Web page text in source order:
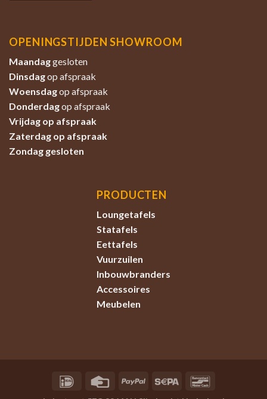
OPENINGSTIJDEN SHOWROOM
Maandaggesloten
Dinsdagop afspraak
Woensdagop afspraak
Donderdagop afspraak
Vrijdag op afspraak
Zaterdag op afspraak
Zondag gesloten
PRODUCTEN
Loungetafels
Statafels
Eettafels
Vuurzuilen
Inbouwbranders
Accessoires
Meubelen